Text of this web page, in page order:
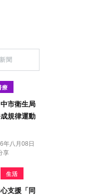
聞
療
中市衛生局
規律運動
年八月08日
享
生活
支援「同